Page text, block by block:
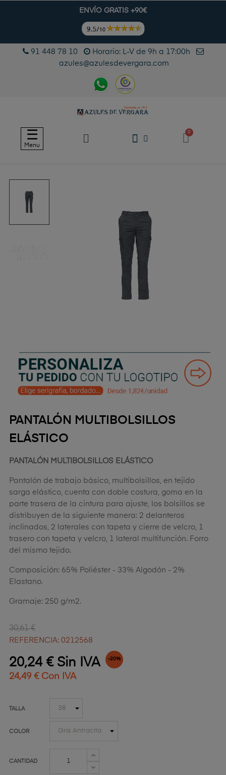
ENVÍO GRATIS +90€
91 448 78 10
Horario: L-V de 9h a 17:00h
azules@azulesdevergara.com
Navegación
de
☰
Menu
PANTALÓN MULTIBOLSILLOS
ELÁSTICO
PANTALÓN MULTIBOLSILLOS ELÁSTICO
Pantalón de trabajo básico, multibolsillos, en tejido
sarga elástico, cuenta con doble costura, goma en la
parte trasera de la cintura para ajuste, los bolsillos se
distribuyen de la siguiente manera: 2 delanteros
inclinados, 2 laterales con tapeta y cierre de velcro, 1
trasero con tapeta y velcro, 1 lateral multifunción. Forro
del mismo tejido.
Composición: 65% Poliéster - 33% Algodón - 2%
Elastano.
Gramaje: 250 g/m2.
30,61 €
REFERENCIA: 0212568
20,24 € Sin IVA -20%
24,49 € Con IVA
TALLA
COLOR
CANTIDAD